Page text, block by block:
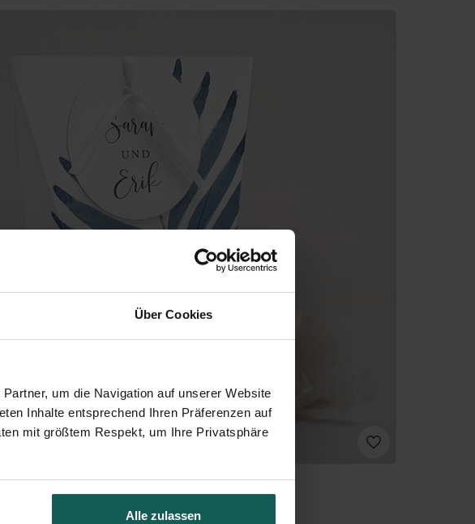
Über Cookies
um die Navigation auf unserer Website
Inhalte entsprechend Ihren Präferenzen auf
mit größtem Respekt, um Ihre Privatsphäre
Alle zulassen